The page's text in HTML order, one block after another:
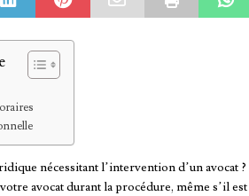
nécessitant l’intervention d’un avocat
avocat durant la procédure, même s’il